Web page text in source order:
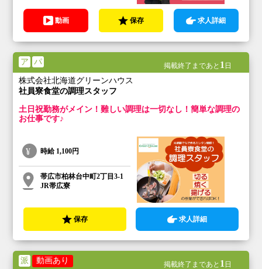
動画 保存 求人詳細
ア パ 掲載終了まであと 1 日
株式会社北海道グリーンハウス
社員寮食堂の調理スタッフ
土日祝勤務がメイン！難しい調理は一切なし！簡単な調理の
お仕事です♪
時給 1,100円
帯広市柏林台中町2丁目3-1
JR帯広寮
保存 求人詳細
派 動画あり 掲載終了まであと 1 日